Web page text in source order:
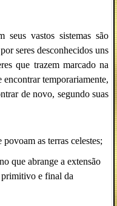
seus vastos sistemas são
seres desconhecidos uns
que trazem marcado na
encontrar temporariamente,
de novo, segundo suas
povoam as terras celestes;
que abrange a extensão
primitivo e final da